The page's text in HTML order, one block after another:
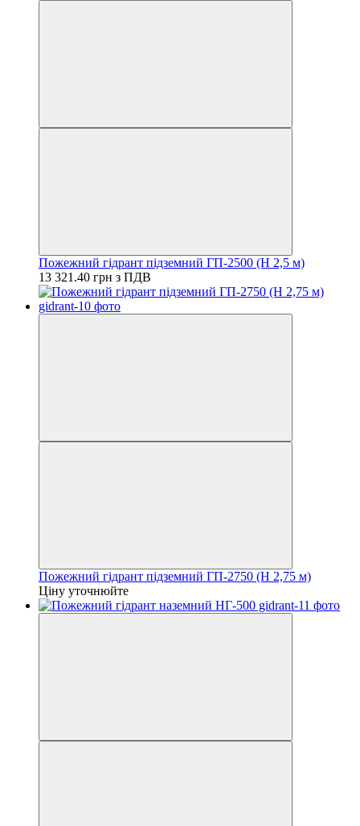
Пожежний гідрант підземний ГП-2500 (H 2,5 м)
13 321.40 грн з ПДВ
Пожежний гідрант підземний ГП-2750 (H 2,75 м)
Ціну уточнюйте